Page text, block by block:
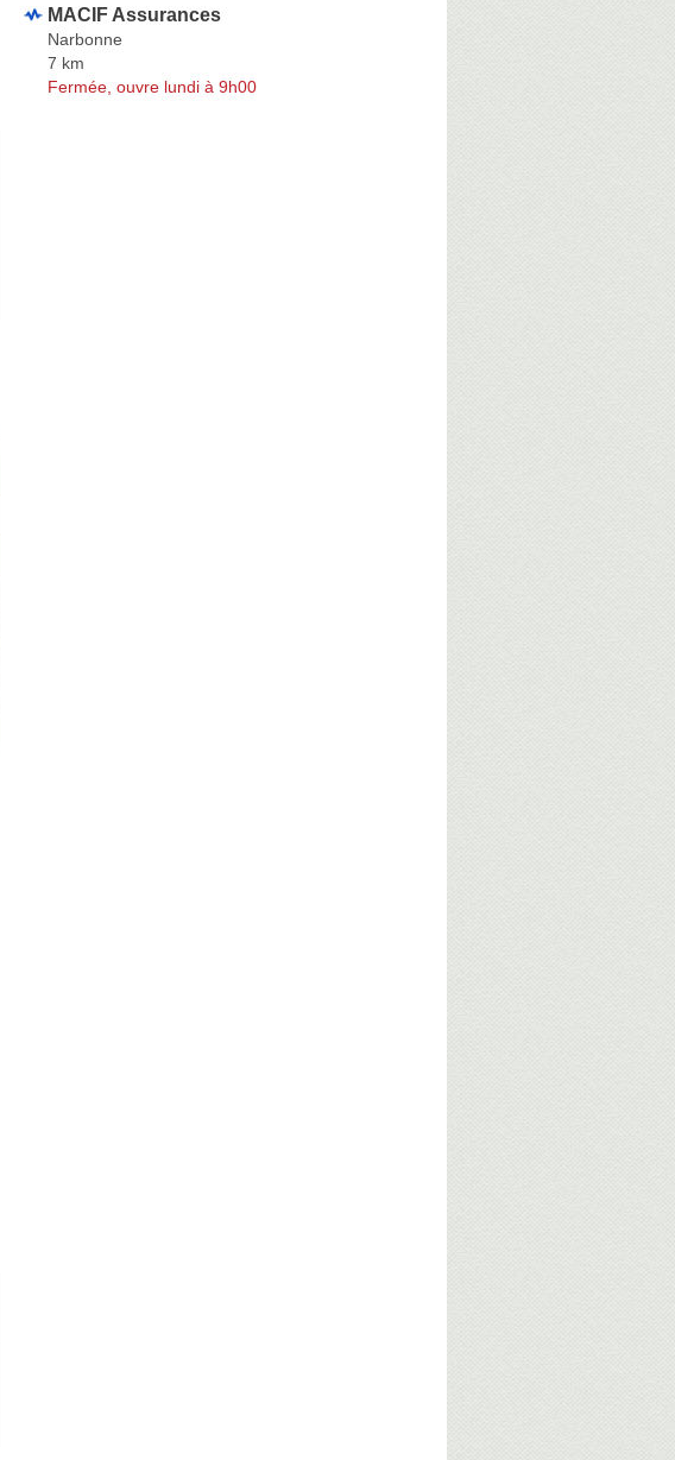
MACIF Assurances
Narbonne
7 km
Fermée, ouvre lundi à 9h00